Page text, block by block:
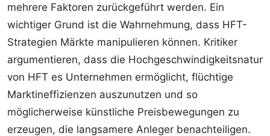
mehrere Faktoren zurückgeführt werden. Ein
wichtiger Grund ist die Wahrnehmung, dass HFT-
Strategien Märkte manipulieren können. Kritiker
argumentieren, dass die Hochgeschwindigkeitsnatur
von HFT es Unternehmen ermöglicht, flüchtige
Marktineffizienzen auszunutzen und so
möglicherweise künstliche Preisbewegungen zu
erzeugen, die langsamere Anleger benachteiligen.